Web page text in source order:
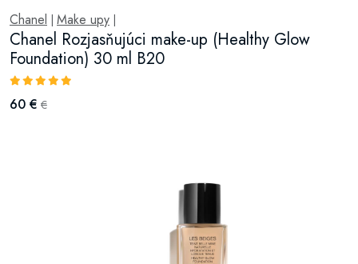
Chanel Make upy
Chanel Rozjasňujúci make-up (Healthy Glow
Foundation) 30 ml B20
60 € €